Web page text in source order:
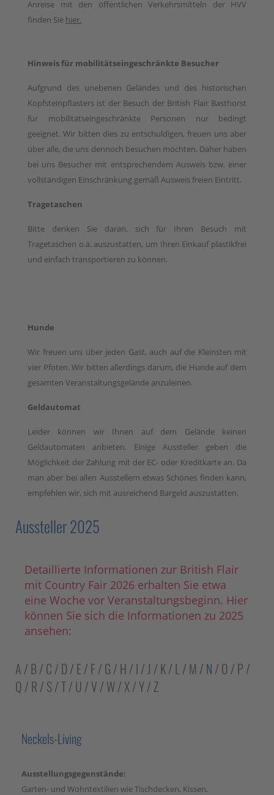
Anreise mit den öffentlichen Verkehrsmitteln der HVV
finden Sie hier.
Hinweis für mobilitätseingeschränkte Besucher
Aufgrund des unebenen Geländes und des historischen
Kopfsteinpflasters ist der Besuch der British Flair Basthorst
für mobilitätseingeschränkte Personen nur bedingt
geeignet. Wir bitten dies zu entschuldigen, freuen uns aber
über alle, die uns dennoch besuchen möchten. Daher haben
bei uns Besucher mit entsprechendem Ausweis bzw. einer
vollständigen Einschränkung gemäß Ausweis freien Eintritt.
Tragetaschen
Bitte denken Sie daran, sich für Ihren Besuch mit
Tragetaschen o.ä. auszustatten, um Ihren Einkauf plastikfrei
und einfach transportieren zu können.
Hunde
Wir freuen uns über jeden Gast, auch auf die Kleinsten mit
vier Pfoten. Wir bitten allerdings darum, die Hunde auf dem
gesamten Veranstaltungsgelände anzuleinen.
Geldautomat
Leider können wir Ihnen auf dem Gelände keinen
Geldautomaten anbieten. Einige Aussteller geben die
Möglichkeit der Zahlung mit der EC- oder Kreditkarte an. Da
man aber bei allen Ausstellern etwas Schönes finden kann,
empfehlen wir, sich mit ausreichend Bargeld auszustatten.
Aussteller 2025
Detaillierte Informationen zur British Flair
mit Country Fair 2026 erhalten Sie etwa
eine Woche vor Veranstaltungsbeginn. Hier
können Sie sich die Informationen zu 2025
ansehen:
A / B / C / D / E / F / G / H / I / J / K/ L / M / N / O / P /
Q / R / S/T/ U / V / W/X/Y/ Z
Neckels-Living
Ausstellungsgegenstände:
Garten- und Wohntextilien wie Tischdecken, Kissen,